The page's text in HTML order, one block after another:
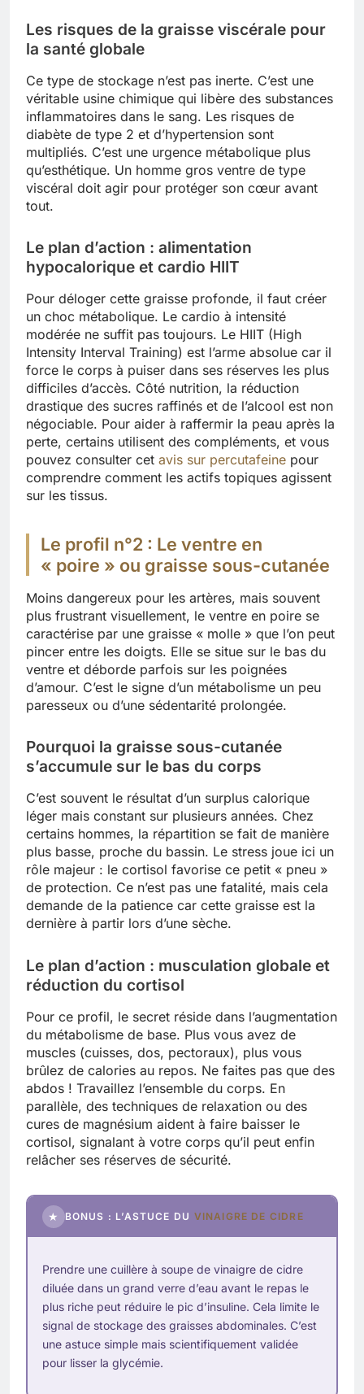
Les risques de la graisse viscérale pour
la santé globale
Ce type de stockage n’est pas inerte. C’est une
véritable usine chimique qui libère des substances
inflammatoires dans le sang. Les risques de
diabète de type 2 et d’hypertension sont
multipliés. C’est une urgence métabolique plus
qu’esthétique. Un homme gros ventre de type
viscéral doit agir pour protéger son cœur avant
tout.
Le plan d’action : alimentation
hypocalorique et cardio HIIT
Pour déloger cette graisse profonde, il faut créer
un choc métabolique. Le cardio à intensité
modérée ne suffit pas toujours. Le HIIT (High
Intensity Interval Training) est l’arme absolue car il
force le corps à puiser dans ses réserves les plus
difficiles d’accès. Côté nutrition, la réduction
drastique des sucres raffinés et de l’alcool est non
négociable. Pour aider à raffermir la peau après la
perte, certains utilisent des compléments, et vous
pouvez consulter cet avis sur percutafeine pour
comprendre comment les actifs topiques agissent
sur les tissus.
Le profil n°2 : Le ventre en
« poire » ou graisse sous-cutanée
Moins dangereux pour les artères, mais souvent
plus frustrant visuellement, le ventre en poire se
caractérise par une graisse « molle » que l’on peut
pincer entre les doigts. Elle se situe sur le bas du
ventre et déborde parfois sur les poignées
d’amour. C’est le signe d’un métabolisme un peu
paresseux ou d’une sédentarité prolongée.
Pourquoi la graisse sous-cutanée
s’accumule sur le bas du corps
C’est souvent le résultat d’un surplus calorique
léger mais constant sur plusieurs années. Chez
certains hommes, la répartition se fait de manière
plus basse, proche du bassin. Le stress joue ici un
rôle majeur : le cortisol favorise ce petit « pneu »
de protection. Ce n’est pas une fatalité, mais cela
demande de la patience car cette graisse est la
dernière à partir lors d’une sèche.
Le plan d’action : musculation globale et
réduction du cortisol
Pour ce profil, le secret réside dans l’augmentation
du métabolisme de base. Plus vous avez de
muscles (cuisses, dos, pectoraux), plus vous
brûlez de calories au repos. Ne faites pas que des
abdos ! Travaillez l’ensemble du corps. En
parallèle, des techniques de relaxation ou des
cures de magnésium aident à faire baisser le
cortisol, signalant à votre corps qu’il peut enfin
relâcher ses réserves de sécurité.
★ BONUS : L’ASTUCE DU VINAIGRE DE CIDRE
Prendre une cuillère à soupe de vinaigre de cidre
diluée dans un grand verre d’eau avant le repas le
plus riche peut réduire le pic d’insuline. Cela limite le
signal de stockage des graisses abdominales. C’est
une astuce simple mais scientifiquement validée
pour lisser la glycémie.